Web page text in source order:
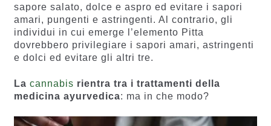
sapore salato, dolce e aspro ed evitare i sapori
amari, pungenti e astringenti. Al contrario, gli
individui in cui emerge l’elemento Pitta
dovrebbero privilegiare i sapori amari, astringenti
e dolci ed evitare gli altri tre.
La cannabis rientra tra i trattamenti della
medicina ayurvedica: ma in che modo?